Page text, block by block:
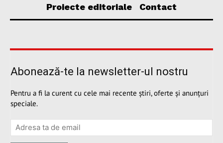
Proiecte editoriale
Contact
Abonează-te la newsletter-ul nostru
Pentru a fi la curent cu cele mai recente știri, oferte și anunțuri
speciale.